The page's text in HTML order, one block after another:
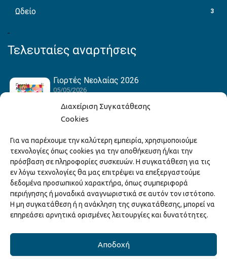
Διαχείριση Συγκατάθεσης
Cookies
Για να παρέχουμε την καλύτερη εμπειρία, χρησιμοποιούμε
τεχνολογίες όπως cookies για την αποθήκευση ή/και την
πρόσβαση σε πληροφορίες συσκευών. Η συγκατάθεση για τις
εν λόγω τεχνολογίες θα μας επιτρέψει να επεξεργαστούμε
δεδομένα προσωπικού χαρακτήρα, όπως συμπεριφορά
περιήγησης ή μοναδικά αναγνωριστικά σε αυτόν τον ιστότοπο.
Η μη συγκατάθεση ή η ανάκληση της συγκατάθεσης, μπορεί να
επηρεάσει αρνητικά ορισμένες λειτουργίες και δυνατότητες.
Αποδοχή
Ωδείο 3
Τελευταίες αναρτήσεις
Γιορτές Νεολαίας 2026
05/05/2026
Hack the Match: Γνωρίζοντας τα Αμερικανικά
Αθλήματα! Δημιουργώντας το Δικό σου
Game Story!
22/04/2026
Ξάνθη – Πόλις Ονείρων Μουσικών Σχολείων
2026
15/04/2026